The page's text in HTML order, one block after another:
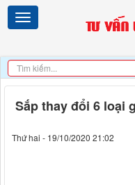
Sắp thay đổi 6 loại
Thứ hai - 19/10/2020 21:02